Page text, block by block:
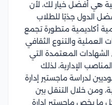
هي أفضل خيار لك، لأن
الدول جذبًا للطلاب
أكاديمية متطورة تجمع
العملية والتنوع الثقافي
المعتمدة التي
الإدارية، لذلك
لدراسة ماجستير إدارة
ومن خلال التنقل بين
ما يخص ماجستير إدارة